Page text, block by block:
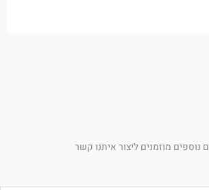
נוספים מוזמנים ליצור איתנו קשר